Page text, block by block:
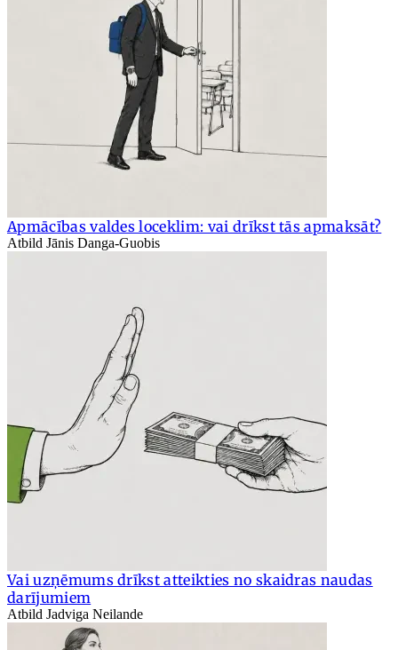
Apmācības valdes loceklim: vai drīkst tās apmaksāt?
Atbild Jānis Danga-Guobis
Vai uzņēmums drīkst atteikties no skaidras naudas
darījumiem
Atbild Jadviga Neilande